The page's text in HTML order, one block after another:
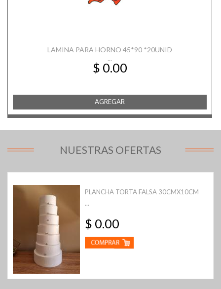
LAMINA PARA HORNO 45*90 *20UNID
...
$ 0.00
AGREGAR
NUESTRAS OFERTAS
PLANCHA TORTA FALSA 30CMX10CM
...
$ 0.00